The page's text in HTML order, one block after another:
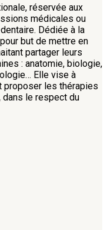
réservée aux
médicales ou
Dédiée à la
but de mettre en
partager leurs
: anatomie, biologie,
Elle vise à
proposer les thérapies
dans le respect du